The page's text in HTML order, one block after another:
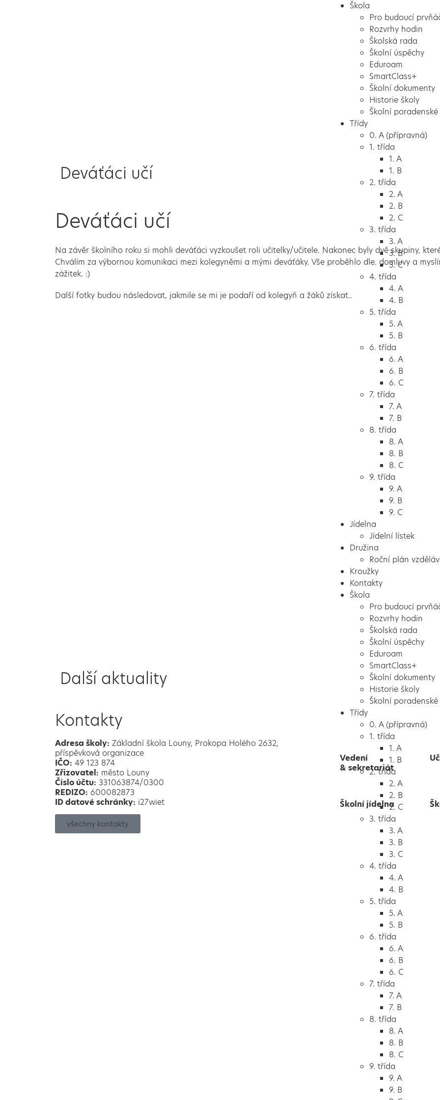
Škola
Pro budoucí
Rozvrhy hodin
Školská rada
Školní úspěchy
Eduroam
SmartClass+
Školní dokumenty
Historie školy
Školní
Třídy
0. A (přípravná)
1. třída
1. A
1. B
2. třída
2. A
2. B
2. C
3. třída
3. A
3. B
3. C
4. třída
4. A
4. B
5. třída
5. A
5. B
6. třída
6. A
6. B
6. C
7. třída
7. A
7. B
8. třída
8. A
8. B
8. C
9. třída
9. A
9. B
9. C
Jídelna
Jídelní lístek
Družina
Roční plán
Kroužky
Kontakty
Škola
Pro budoucí
Rozvrhy hodin
Školská rada
Školní úspěchy
Eduroam
SmartClass+
Školní dokumenty
Historie školy
Školní
Třídy
0. A (přípravná)
1. třída
1. A
1. B
2. třída
2. A
2. B
2. C
3. třída
3. A
3. B
3. C
4. třída
4. A
4. B
5. třída
5. A
5. B
6. třída
6. A
6. B
6. C
7. třída
7. A
7. B
8. třída
8. A
8. B
8. C
9. třída
9. A
9. B
Deváťáci učí
Deváťáci učí
Na závěr školního roku si mohli deváťáci vyzkoušet roli učitelky/učitele. Nakonec byly dvě skupiny,
Chválím za výbornou komunikaci mezi kolegyněmi a mými deváťáky. Vše proběhlo dle. domluvy a
zážitek. :)
Další fotky budou následovat, jakmile se mi je podaří od kolegyň a žáků získat..
Další aktuality
Kontakty
Adresa školy: Základní škola Louny, Prokopa Holého 2632,
příspěvková organizace
IČO: 49 123 874
Zřizovatel: město Louny
Číslo účtu: 331063874/0300
REDIZO: 600082873
ID datové schránky: i27wiet
všechny kontakty
Vedení
& sekretariát
Školní jídelna